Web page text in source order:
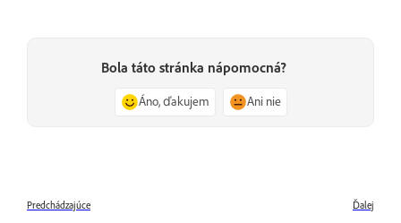
Bola táto stránka nápomocná?
Áno, ďakujem Ani nie
Predchádzajúce Ďalej